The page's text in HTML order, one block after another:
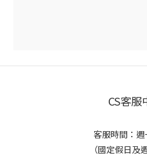
CS客服
客服時間：週
（國定假日及